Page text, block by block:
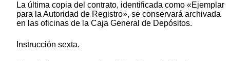
La última copia del contrato, identificada como «Ejemplar
para la Autoridad de Registro», se conservará archivada
en las oficinas de la Caja General de Depósitos.
Instrucción sexta.